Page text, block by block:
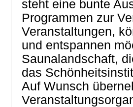
steht eine bunte
Programmen zur
Veranstaltungen,
und entspannen
Saunalandschaft,
das
Auf Wunsch